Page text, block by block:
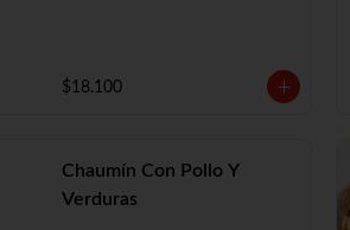
$18.100
Chaumín Con Pollo Y
Verduras